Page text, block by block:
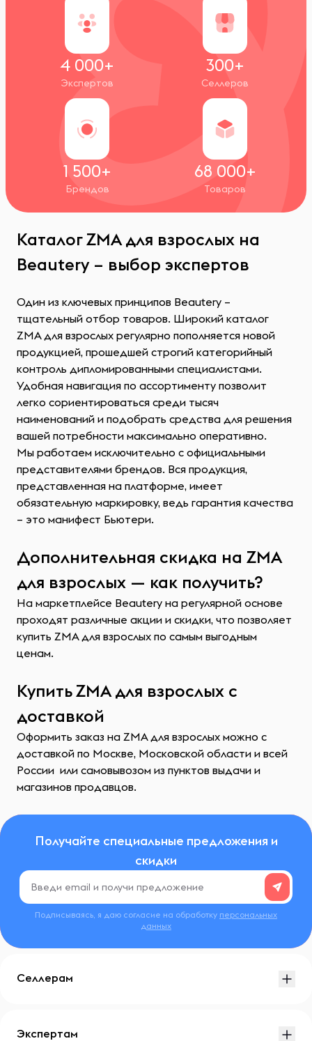
4 000+
Экспертов
300+
Селлеров
1 500+
Брендов
68 000+
Товаров
Каталог ZMA для взрослых на
Beautery – выбор экспертов
Один из ключевых принципов Beautery –
тщательный отбор товаров. Широкий каталог
ZMA для взрослых регулярно пополняется новой
продукцией, прошедшей строгий категорийный
контроль дипломированными специалистами.
Удобная навигация по ассортименту позволит
легко сориентироваться среди тысяч
наименований и подобрать средства для решения
вашей потребности максимально оперативно.
Мы работаем исключительно с официальными
представителями брендов. Вся продукция,
представленная на платформе, имеет
обязательную маркировку, ведь гарантия качества
– это манифест Бьютери.
Дополнительная скидка на ZMA
для взрослых — как получить?
На маркетплейсе Beautery на регулярной основе
проходят различные акции и скидки, что позволяет
купить ZMA для взрослых по самым выгодным
ценам.
Купить ZMA для взрослых с
доставкой
Оформить заказ на ZMA для взрослых можно с
доставкой по Москве, Московской области и всей
России или самовывозом из пунктов выдачи и
магазинов продавцов.
Получайте специальные предложения и
скидки
Подписываясь, я даю согласие на обработку персональных
данных
Селлерам
Экспертам